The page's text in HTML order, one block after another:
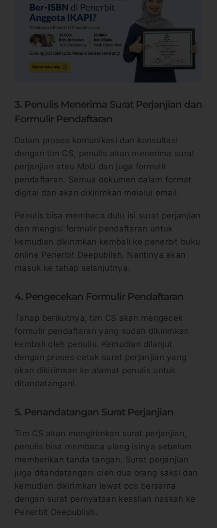
3. Penulis Menerima Surat Perjanjian dan
Formulir Pendaftaran
Dalam proses komunikasi dan konsultasi
dengan tim CS, penulis akan menerima surat
perjanjian atau MoU dan juga formulir
pendaftaran. Semua dokumen dalam format
digital dan akan dikirimkan melalui email.
Penulis bisa membaca dulu isi surat perjanjian
dan mengisi formulir pendaftaran untuk
kemudian dikirimkan kembali ke penerbit buku
online Penerbit Deepublish. Nantinya akan
masuk ke tahap selanjutnya.
4. Pengecekan Formulir Pendaftaran
Tahap berikutnya, tim CS akan mengecek
formulir pendaftaran yang sudah dikirimkan
kembali oleh penulis. Kemudian dilanjut
dengan proses cetak surat perjanjian yang
akan dikirimkan ke alamat penulis untuk
ditandatangani.
5. Penandatangan Surat Perjanjian
Tim CS akan mengirimkan surat perjanjian,
penulis bisa membaca ulang isinya sebelum
memberikan tanda tangan. Surat perjanjian
juga ditandatangani oleh dua orang saksi dan
kemudian dikirimkan lewat pos bersama
dengan surat pernyataan keaslian naskah ke
Penerbit Deepublish.